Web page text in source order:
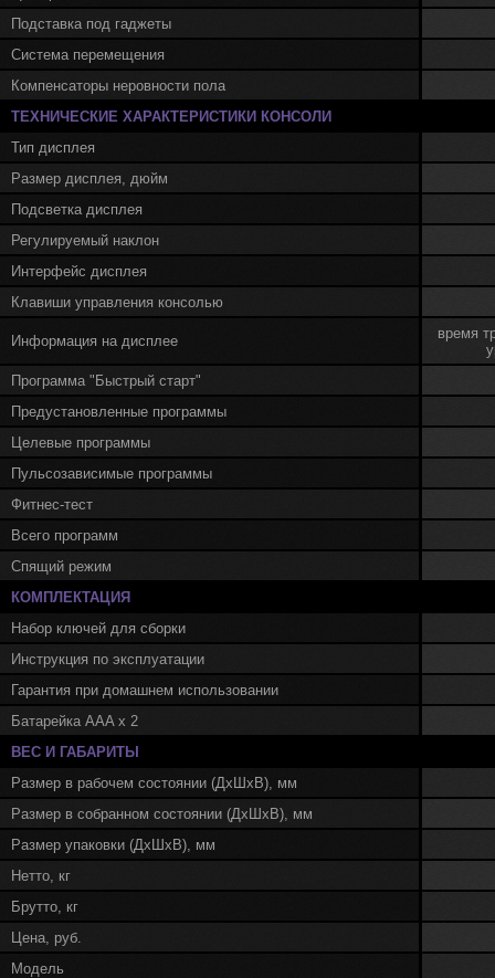
Подставка под гаджеты
Система перемещения
Компенсаторы неровности пола
ТЕХНИЧЕСКИЕ ХАРАКТЕРИСТИКИ КОНСОЛИ
Тип дисплея
Размер дисплея, дюйм
Подсветка дисплея
Регулируемый наклон
Интерфейс дисплея
Клавиши управления консолью
Информация на дисплее
время
Программа "Быстрый старт"
Предустановленные программы
Целевые программы
Пульсозависимые программы
Фитнес-тест
Всего программ
Спящий режим
КОМПЛЕКТАЦИЯ
Набор ключей для сборки
Инструкция по эксплуатации
Гарантия при домашнем использовании
Батарейка AAA х 2
ВЕС И ГАБАРИТЫ
Размер в рабочем состоянии (ДхШхВ), мм
Размер в собранном состоянии (ДхШхВ), мм
Размер упаковки (ДхШхВ), мм
Нетто, кг
Брутто, кг
Цена, руб.
Модель